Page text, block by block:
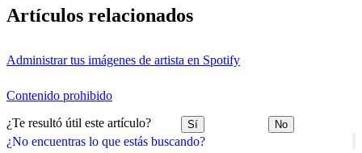
¿No encuentras lo que estás buscando?
Artículos relacionados
Administrar tus imágenes de artista en Spotify
Contenido prohibido
¿Te resultó útil este artículo? Sí No